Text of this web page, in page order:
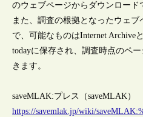
のウェブページからダウンロード
また、調査の根拠となったウェブ
で、可能なものはInternet Archive
todayに保存され、調査時点のペ
きます。
saveMLAK:プレス（saveMLAK）
https://savemlak.jp/wiki/